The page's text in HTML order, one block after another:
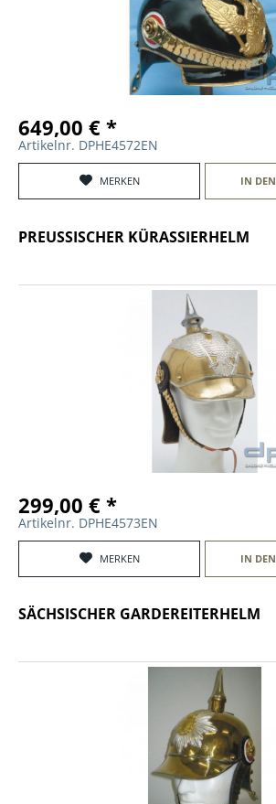
649,00 € *
Artikelnr. DPHE4572EN
MERKEN IN DEN
PREUSSISCHER KÜRASSIERHELM
299,00 € *
Artikelnr. DPHE4573EN
MERKEN IN DEN
SÄCHSISCHER GARDEREITERHELM